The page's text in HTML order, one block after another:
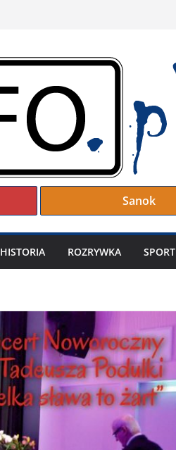
Sanok
HISTORIA ROZRYWKA SPORT